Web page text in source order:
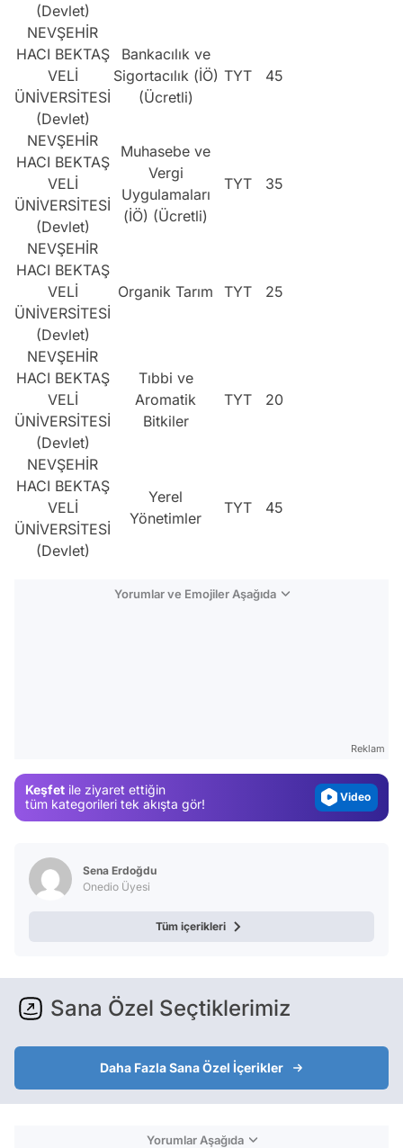
(Devlet)
NEVŞEHİR
HACI BEKTAŞ
VELİ
ÜNİVERSİTESİ
(Devlet)
Bankacılık ve
Sigortacılık (İÖ)
(Ücretli)
TYT 45
NEVŞEHİR
HACI BEKTAŞ
VELİ
ÜNİVERSİTESİ
(Devlet)
Muhasebe ve
Vergi
Uygulamaları
(İÖ) (Ücretli)
TYT 35
NEVŞEHİR
HACI BEKTAŞ
VELİ
ÜNİVERSİTESİ
(Devlet)
Organik Tarım TYT 25
NEVŞEHİR
HACI BEKTAŞ
VELİ
ÜNİVERSİTESİ
(Devlet)
Tıbbi ve
Aromatik
Bitkiler
TYT 20
NEVŞEHİR
HACI BEKTAŞ
VELİ
ÜNİVERSİTESİ
(Devlet)
Yerel
Yönetimler
TYT 45
Yorumlar ve Emojiler Aşağıda
Reklam
Keşfet ile ziyaret ettiğin
tüm kategorileri tek akışta gör!
Video
Sena Erdoğdu
Onedio Üyesi
Tüm içerikleri
Sana Özel Seçtiklerimiz
Daha Fazla Sana Özel İçerikler
Yorumlar Aşağıda